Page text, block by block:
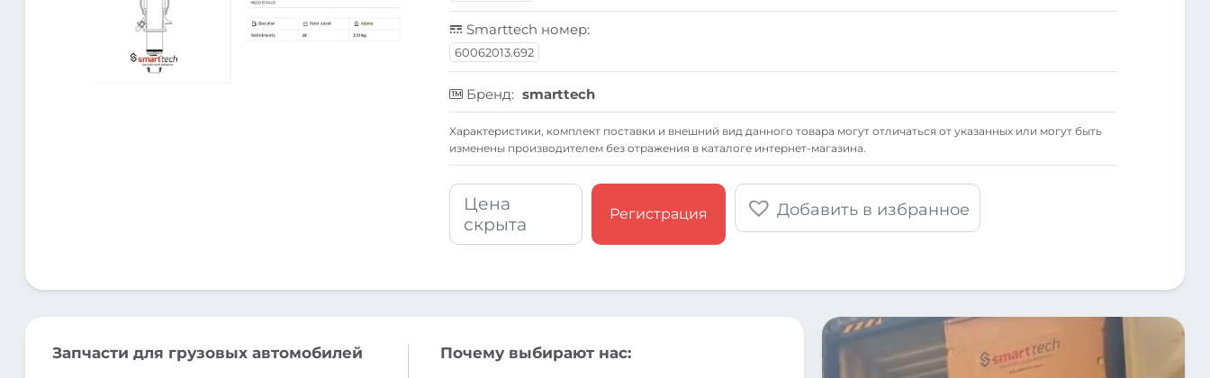
Smarttech номер:
60062013.692
Бренд: smarttech
Xарактеристики, комплект поставки и внешний вид данного товара могут отличаться от указанных или могут быть
изменены производителем без отражения в каталоге интернет-магазина.
Цена
скрыта
Регистрация Добавить в избранное
Запчасти для грузовых автомобилей Почему выбирают нас: